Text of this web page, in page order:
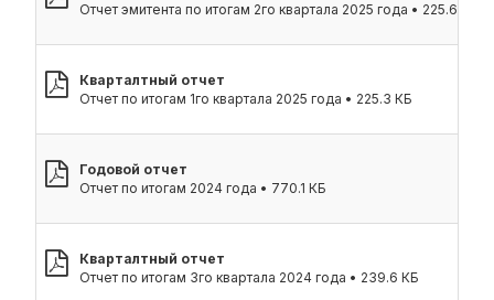
Отчет эмитента по итогам 2го квартала 2025 года • 225.6 КБ
Кварталтный отчет
Отчет по итогам 1го квартала 2025 года • 225.3 КБ
Годовой отчет
Отчет по итогам 2024 года • 770.1 КБ
Кварталтный отчет
Отчет по итогам 3го квартала 2024 года • 239.6 КБ